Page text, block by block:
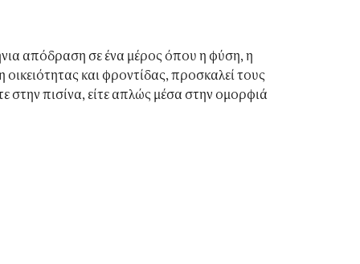
απόδραση σε ένα μέρος όπου η φύση, η
οικειότητας και φροντίδας, προσκαλεί τους
στην πισίνα, είτε απλώς μέσα στην ομορφιά